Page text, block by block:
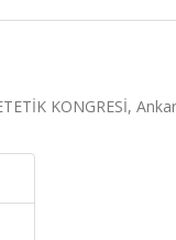
KONGRESİ,